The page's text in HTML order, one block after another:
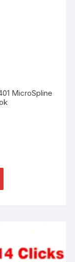
MicroSpline